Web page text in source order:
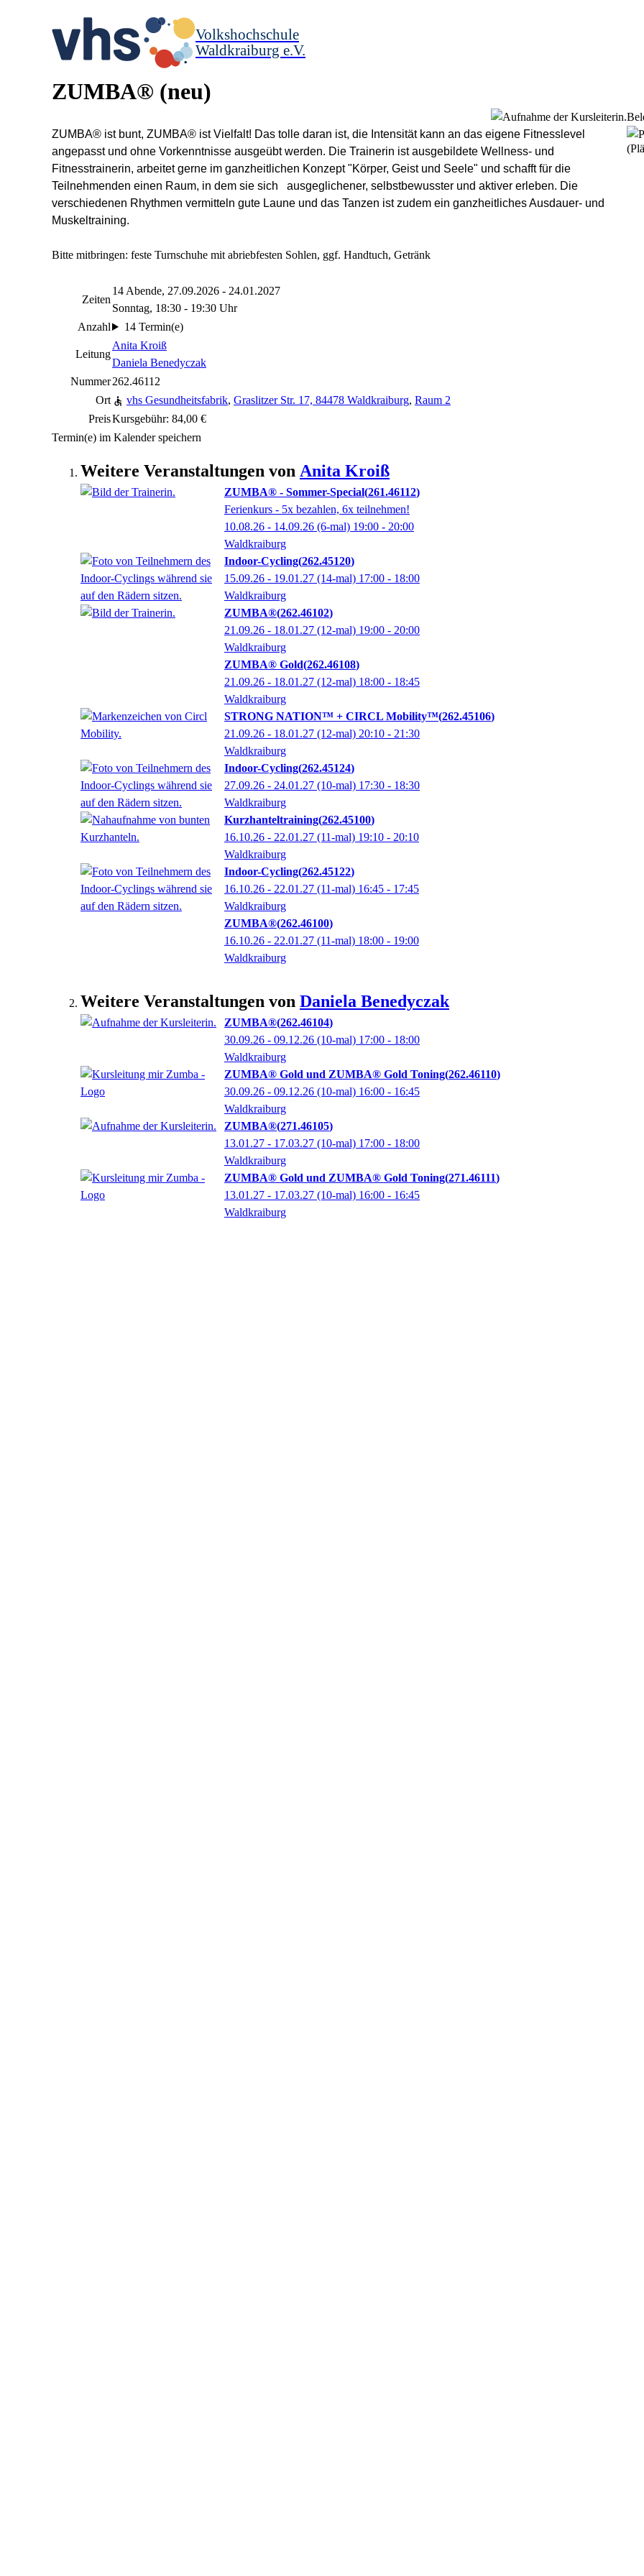
Volkshochschule
Waldkraiburg e.V.
ZUMBA® neu
ZUMBA® ist bunt, ZUMBA® ist Vielfalt! Das tolle daran ist, die Intensität kann an das eigene Fitnesslevel
angepasst und ohne Vorkenntnisse ausgeübt werden. Die Trainerin ist ausgebildete Wellness- und
Fitnesstrainerin, arbeitet gerne im ganzheitlichen Konzept "Körper, Geist und Seele" und schafft für die
Teilnehmenden einen Raum, in dem sie sich ausgeglichener, selbstbewusster und aktiver erleben. Die
verschiedenen Rhythmen vermitteln gute Laune und das Tanzen ist zudem ein ganzheitliches Ausdauer- und
Muskeltraining.
Bitte mitbringen: feste Turnschuhe mit abriebfesten Sohlen, ggf. Handtuch, Getränk
Zeiten
14 Abende, 27.09.2026 - 24.01.2027
Sonntag, 18:30 - 19:30 Uhr
Anzahl
14 Termin(e)
Leitung
Anita Kroiß
Daniela Benedyczak
Nummer262.46112
Ort
vhs Gesundheitsfabrik, Graslitzer Str. 17, 84478 Waldkraiburg, Raum 2
PreisKursgebühr: 84,00 €
Termin(e) im Kalender speichern
Weitere Veranstaltungen von Anita Kroiß
ZUMBA® - Sommer-Special 261.46112
Ferienkurs - 5x bezahlen, 6x teilnehmen!
10.08.26 - 14.09.26 (6-mal) 19:00 - 20:00
Waldkraiburg
Indoor-Cycling 262.45120
15.09.26 - 19.01.27 (14-mal) 17:00 - 18:00
Waldkraiburg
ZUMBA® 262.46102
21.09.26 - 18.01.27 (12-mal) 19:00 - 20:00
Waldkraiburg
ZUMBA® Gold 262.46108
21.09.26 - 18.01.27 (12-mal) 18:00 - 18:45
Waldkraiburg
STRONG NATION™ + CIRCL Mobility™ 262.45106
21.09.26 - 18.01.27 (12-mal) 20:10 - 21:30
Waldkraiburg
Indoor-Cycling 262.45124
27.09.26 - 24.01.27 (10-mal) 17:30 - 18:30
Waldkraiburg
Kurzhanteltraining 262.45100
16.10.26 - 22.01.27 (11-mal) 19:10 - 20:10
Waldkraiburg
Indoor-Cycling 262.45122
16.10.26 - 22.01.27 (11-mal) 16:45 - 17:45
Waldkraiburg
ZUMBA® 262.46100
16.10.26 - 22.01.27 (11-mal) 18:00 - 19:00
Waldkraiburg
Weitere Veranstaltungen von Daniela Benedyczak
ZUMBA® 262.46104
30.09.26 - 09.12.26 (10-mal) 17:00 - 18:00
Waldkraiburg
ZUMBA® Gold und ZUMBA® Gold Toning 262.46110
30.09.26 - 09.12.26 (10-mal) 16:00 - 16:45
Waldkraiburg
ZUMBA® 271.46105
13.01.27 - 17.03.27 (10-mal) 17:00 - 18:00
Waldkraiburg
ZUMBA® Gold und ZUMBA® Gold Toning 271.46111
13.01.27 - 17.03.27 (10-mal) 16:00 - 16:45
Waldkraiburg